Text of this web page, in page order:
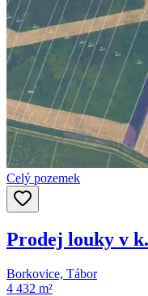
Celý pozemek
Prodej louky v
Borkovice, Tábor
4 432 m²